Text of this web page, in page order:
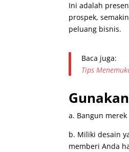
Ini adalah
prospek,
peluang bisnis.
Baca juga:
Tips
a. Bangun
b. Miliki desain
memberi Anda